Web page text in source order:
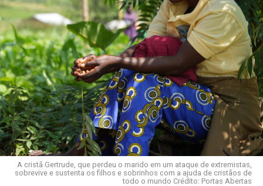
ENTREVISTAS
EXPEDIENTE
FINALIZAR COMPRA
HOME
LANÇAMENTOS
A cristã Gertrude, que perdeu o marido em um ataque de extremistas,
sobrevive e sustenta os filhos e sobrinhos com a ajuda de cristãos de
todo o mundo Crédito: Portas Abertas